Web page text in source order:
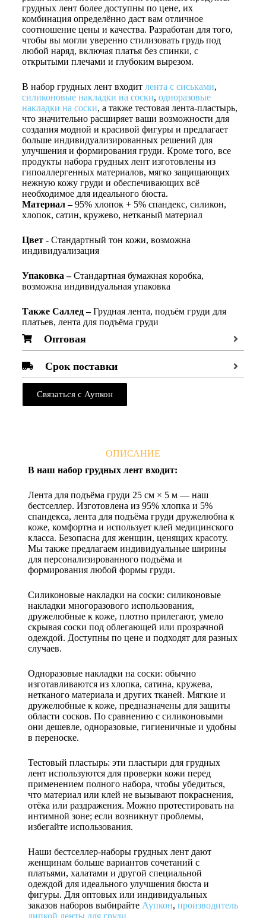
грудных лент более доступны по цене, их
комбинация определённо даст вам отличное
соотношение цены и качества. Разработан для того,
чтобы вы могли уверенно стилизовать грудь под
любой наряд, включая платья без спинки, с
открытыми плечами и глубоким вырезом.
В набор грудных лент входит лента с сиськами,
силиконовые накладки на соски, одноразовые
накладки на соски, а также тестовая лента-пластырь,
что значительно расширяет ваши возможности для
создания модной и красивой фигуры и предлагает
больше индивидуализированных решений для
улучшения и формирования груди. Кроме того, все
продукты набора грудных лент изготовлены из
гипоаллергенных материалов, мягко защищающих
нежную кожу груди и обеспечивающих всё
необходимое для идеального бюста.
Материал –95% хлопок + 5% спандекс, силикон,
хлопок, сатин, кружево, нетканый материал
Цвет - Стандартный тон кожи, возможна
индивидуализация
Упаковка–Стандартная бумажная коробка,
возможна индивидуальная упаковка
Также Саллед –Грудная лента, подъём груди для
платьев, лента для подъёма груди
Оптовая
Срок поставки
Связаться с Аупкон
ОПИСАНИЕ
В наш набор грудных лент входит:
Лента для подъёма груди 25 см × 5 м — наш
бестселлер. Изготовлена из 95% хлопка и 5%
спандекса, лента для подъёма груди дружелюбна к
коже, комфортна и использует клей медицинского
класса. Безопасна для женщин, ценящих красоту.
Мы также предлагаем индивидуальные ширины
для персонализированного подъёма и
формирования любой формы груди.
Силиконовые накладки на соски: силиконовые
накладки многоразового использования,
дружелюбные к коже, плотно прилегают, умело
скрывая соски под облегающей или прозрачной
одеждой. Доступны по цене и подходят для разных
случаев.
Одноразовые накладки на соски: обычно
изготавливаются из хлопка, сатина, кружева,
нетканого материала и других тканей. Мягкие и
дружелюбные к коже, предназначены для защиты
области сосков. По сравнению с силиконовыми
они дешевле, одноразовые, гигиеничные и удобны
в переноске.
Тестовый пластырь: эти пластыри для грудных
лент используются для проверки кожи перед
применением полного набора, чтобы убедиться,
что материал или клей не вызывают покраснения,
отёка или раздражения. Можно протестировать на
интимной зоне; если возникнут проблемы,
избегайте использования.
Наши бестселлер-наборы грудных лент дают
женщинам больше вариантов сочетаний с
платьями, халатами и другой специальной
одеждой для идеального улучшения бюста и
фигуры. Для оптовых или индивидуальных
заказов наборов выбирайте Аупкон, производитель
липкой ленты для груди